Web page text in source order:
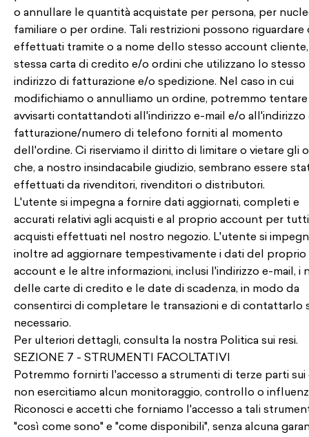
o annullare le quantità acquistate per persona, per
familiare o per ordine. Tali restrizioni possono riguardare
effettuati tramite o a nome dello stesso account
stessa carta di credito e/o ordini che utilizzano lo stesso
indirizzo di fatturazione e/o spedizione. Nel caso in cui
modifichiamo o annulliamo un ordine, potremmo
avvisarti contattandoti all'indirizzo e-mail e/o all'indirizzo
fatturazione/numero di telefono forniti al momento
dell'ordine. Ci riserviamo il diritto di limitare o vietare gli
che, a nostro insindacabile giudizio, sembrano essere
effettuati da rivenditori, rivenditori o distributori.
L'utente si impegna a fornire dati aggiornati, completi e
accurati relativi agli acquisti e al proprio account per
acquisti effettuati nel nostro negozio. L'utente si
inoltre ad aggiornare tempestivamente i dati del proprio
account e le altre informazioni, inclusi l'indirizzo e-mail, i
delle carte di credito e le date di scadenza, in modo da
consentirci di completare le transazioni e di contattarlo
necessario.
Per ulteriori dettagli, consulta la nostra Politica sui resi.
SEZIONE 7 - STRUMENTI FACOLTATIVI
Potremmo fornirti l'accesso a strumenti di terze parti sui
non esercitiamo alcun monitoraggio, controllo o
Riconosci e accetti che forniamo l'accesso a tali
"così come sono" e "come disponibili", senza alcuna